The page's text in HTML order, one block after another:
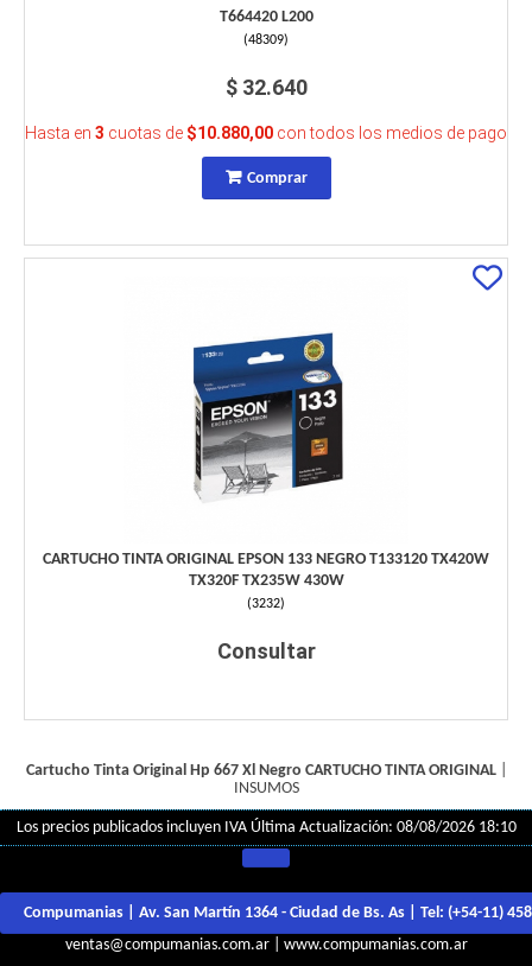
T664420 L200
(48309)
$ 32.640
Hasta en 3 cuotas de $10.880,00 con todos los medios de pago
Comprar
CARTUCHO TINTA ORIGINAL EPSON 133 NEGRO T133120 TX420W
TX320F TX235W 430W
(3232)
Consultar
Cartucho Tinta Original Hp 667 Xl Negro CARTUCHO TINTA ORIGINAL|
INSUMOS
Los precios publicados incluyen IVA Última Actualización: 08/08/2026 18:10
Compumanias | Av. San Martín 1364 - Ciudad de Bs. As | Tel: (+54-11)
ventas@compumanias.com.ar| www.compumanias.com.ar